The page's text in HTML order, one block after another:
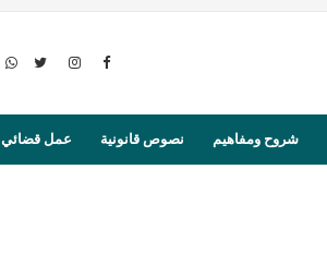
شروح ومفاهيم نصوص قانونية عمل قضائي